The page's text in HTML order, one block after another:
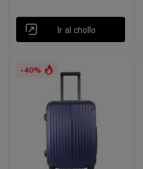
Ir al chollo
-40%